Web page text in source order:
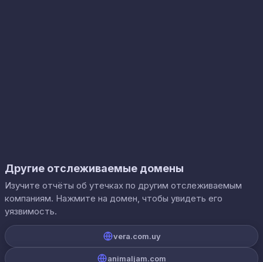
Другие отслеживаемые домены
Изучите отчёты об утечках по другим отслеживаемым
компаниям. Нажмите на домен, чтобы увидеть его
уязвимость.
vera.com.uy
animaljam.com